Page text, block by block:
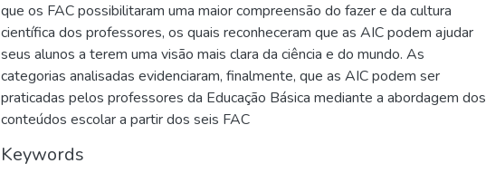
que os FAC possibilitaram uma maior compreensão do fazer e da cultura
científica dos professores, os quais reconheceram que as AIC podem ajudar
seus alunos a terem uma visão mais clara da ciência e do mundo. As
categorias analisadas evidenciaram, finalmente, que as AIC podem ser
praticadas pelos professores da Educação Básica mediante a abordagem dos
conteúdos escolar a partir dos seis FAC
Keywords